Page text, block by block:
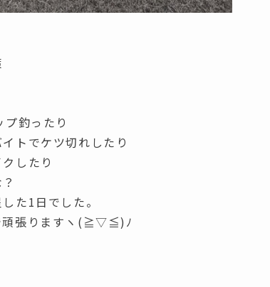
釣ったり
トでケツ切れしたり
したり
た1日でした。
頑張りますヽ(≧▽≦)ﾉ